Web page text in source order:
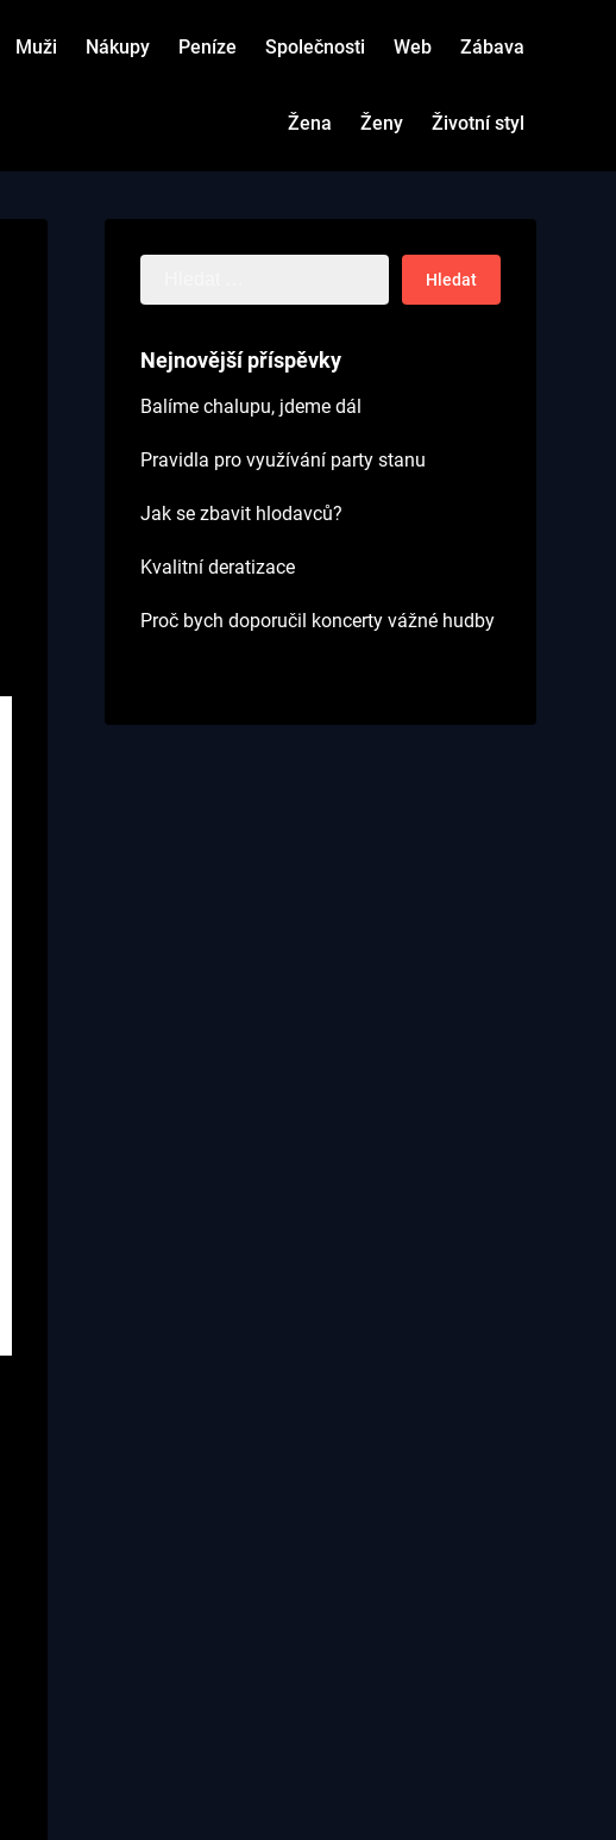
Muži Nákupy Peníze Společnosti Web Zábava
Žena Ženy Životní styl
Nejnovější příspěvky
Balíme chalupu, jdeme dál
Pravidla pro využívání party stanu
Jak se zbavit hlodavců?
Kvalitní deratizace
Proč bych doporučil koncerty vážné hudby